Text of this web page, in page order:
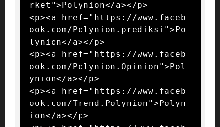
rket">Polynion</a></p>
<p><a href="https://www.faceb
ook.com/Polynion.prediksi">Po
lynion</a></p>
<p><a href="https://www.faceb
ook.com/Polynion.Opinion">Pol
ynion</a></p>
<p><a href="https://www.faceb
ook.com/Trend.Polynion">Polyn
ion</a></p>